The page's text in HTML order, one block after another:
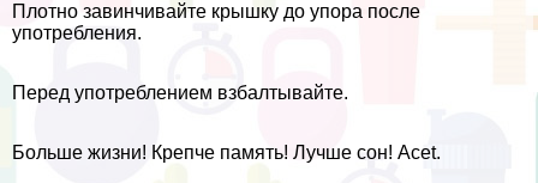
Плотно завинчивайте крышку до упора после
употрeбления.
Перед употрeблением взбалтывайте.
Больше жизни! Крепче память! Лучше сон! Acet.